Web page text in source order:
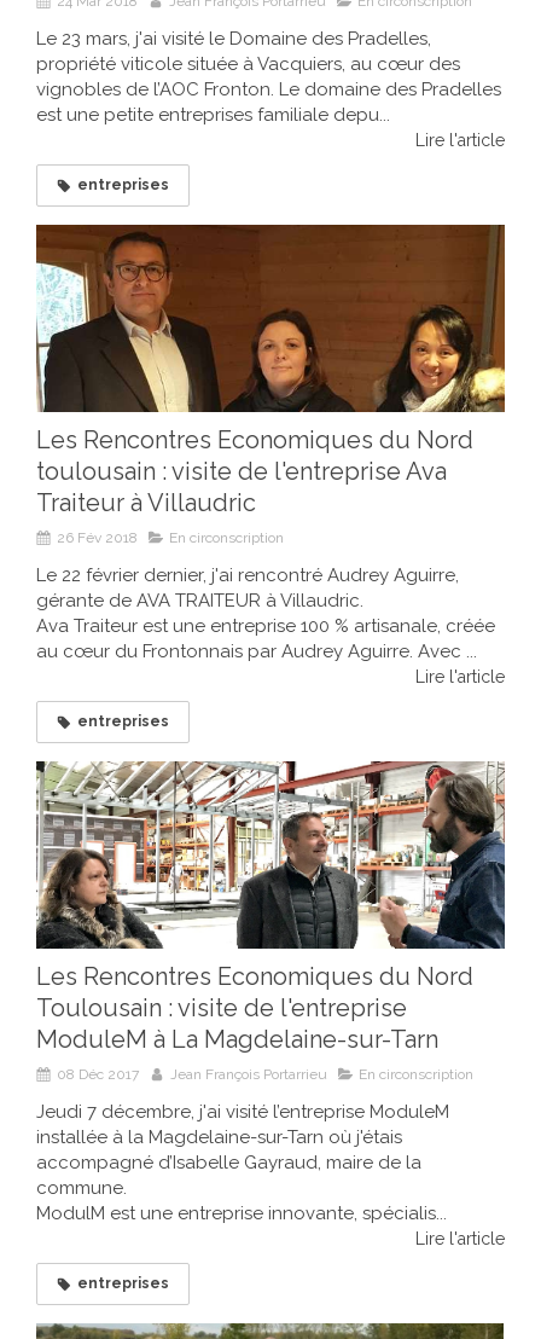
Le 23 mars, j'ai visité le Domaine des Pradelles,
propriété viticole située à Vacquiers, au cœur des
vignobles de l’AOC Fronton. Le domaine des Pradelles
est une petite entreprises familiale depu...
Lire l'article
entreprises
Les Rencontres Economiques du Nord
toulousain : visite de l'entreprise Ava
Traiteur à Villaudric
26 Fév 2018 En circonscription
Le 22 février dernier, j'ai rencontré Audrey Aguirre,
gérante de AVA TRAITEUR à Villaudric.
Ava Traiteur est une entreprise 100 % artisanale, créée
au cœur du Frontonnais par Audrey Aguirre. Avec ...
Lire l'article
entreprises
Les Rencontres Economiques du Nord
Toulousain : visite de l'entreprise
ModuleM à La Magdelaine-sur-Tarn
08 Déc 2017 Jean François Portarrieu En circonscription
Jeudi 7 décembre, j'ai visité l’entreprise ModuleM
installée à la Magdelaine-sur-Tarn où j'étais
accompagné d’Isabelle Gayraud, maire de la
commune.
ModulM est une entreprise innovante, spécialis...
Lire l'article
entreprises